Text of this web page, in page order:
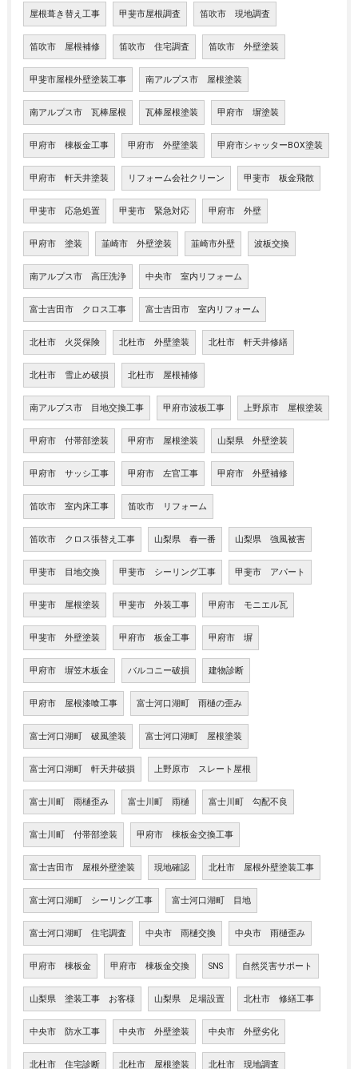
屋根葺き替え工事 甲斐市屋根調査 笛吹市 現地調査
笛吹市 屋根補修 笛吹市 住宅調査 笛吹市 外壁塗装
甲斐市屋根外壁塗装工事 南アルプス市 屋根塗装
南アルプス市 瓦棒屋根 瓦棒屋根塗装 甲府市 塀塗装
甲府市 棟板金工事 甲府市 外壁塗装 甲府市シャッターBOX塗装
甲府市 軒天井塗装 リフォーム会社クリーン 甲斐市 板金飛散
甲斐市 応急処置 甲斐市 緊急対応 甲府市 外壁
甲府市 塗装 韮崎市 外壁塗装 韮崎市外壁 波板交換
南アルプス市 高圧洗浄 中央市 室内リフォーム
富士吉田市 クロス工事 富士吉田市 室内リフォーム
北杜市 火災保険 北杜市 外壁塗装 北杜市 軒天井修繕
北杜市 雪止め破損 北杜市 屋根補修
南アルプス市 目地交換工事 甲府市波板工事 上野原市 屋根塗装
甲府市 付帯部塗装 甲府市 屋根塗装 山梨県 外壁塗装
甲府市 サッシ工事 甲府市 左官工事 甲府市 外壁補修
笛吹市 室内床工事 笛吹市 リフォーム
笛吹市 クロス張替え工事 山梨県 春一番 山梨県 強風被害
甲斐市 目地交換 甲斐市 シーリング工事 甲斐市 アパート
甲斐市 屋根塗装 甲斐市 外装工事 甲府市 モニエル瓦
甲斐市 外壁塗装 甲府市 板金工事 甲府市 塀
甲府市 塀笠木板金 バルコニー破損 建物診断
甲府市 屋根漆喰工事 富士河口湖町 雨樋の歪み
富士河口湖町 破風塗装 富士河口湖町 屋根塗装
富士河口湖町 軒天井破損 上野原市 スレート屋根
富士川町 雨樋歪み 富士川町 雨樋 富士川町 勾配不良
富士川町 付帯部塗装 甲府市 棟板金交換工事
富士吉田市 屋根外壁塗装 現地確認 北杜市 屋根外壁塗装工事
富士河口湖町 シーリング工事 富士河口湖町 目地
富士河口湖町 住宅調査 中央市 雨樋交換 中央市 雨樋歪み
甲府市 棟板金 甲府市 棟板金交換 SNS 自然災害サポート
山梨県 塗装工事 お客様 山梨県 足場設置 北杜市 修繕工事
中央市 防水工事 中央市 外壁塗装 中央市 外壁劣化
北杜市 住宅診断 北杜市 屋根塗装 北杜市 現地調査